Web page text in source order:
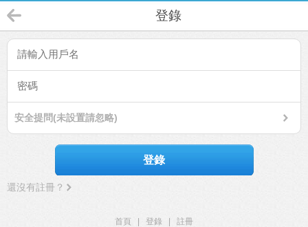
登錄
安全提問(未設置請忽略)
登錄
還沒有註冊？
首頁 登錄
註冊